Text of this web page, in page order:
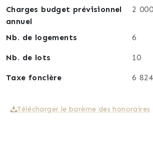
Un bien brut, mais avec un vrai
transformation.
À visiter pour mesurer les volumes
Charges budget prévisionnel
annuel
2
Nb. de logements 6
Nb. de lots 10
Taxe foncière 6
Télécharger le barème des honoraires